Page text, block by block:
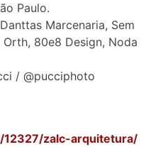
Paulo.
Marcenaria, Sem
80e8 Design, Noda
/ @pucciphoto
zalc-arquitetura/